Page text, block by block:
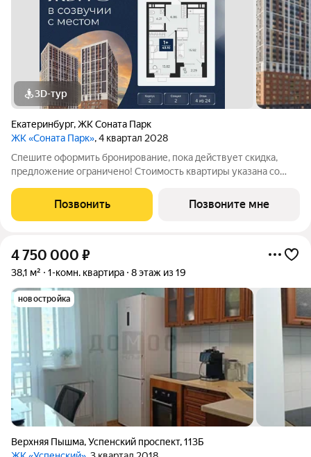
3D-тур
Екатеринбург,ЖК Соната Парк
ЖК «Соната Парк», 4 квартал 2028
Спешите оформить бронирование, пока действует скидка,
предложение ограничено! Стоимость квартиры указана со
менеджеры вам все расскажут. 1-комн. квартира с
предчистовой отделкой в ЖК "Соната
Позвонить Позвоните мне
4 750 000 ₽
38,1 м² 1-комн. квартира 8 этаж из 19
новостройка
Верхняя Пышма,Успенский проспект,113Б